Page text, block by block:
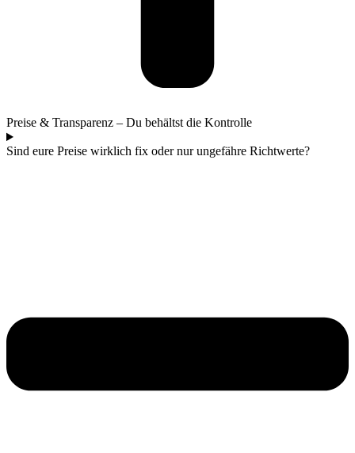
Preise & Transparenz – Du behältst die Kontrolle
Sind eure Preise wirklich fix oder nur ungefähre Richtwerte?